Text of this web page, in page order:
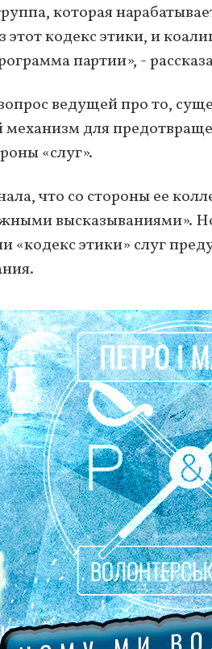
которая
этот кодекс этики, и
партии», -
ведущей про то,
для
«слуг».
что со стороны ее
высказываниями».
«кодекс этики» слуг